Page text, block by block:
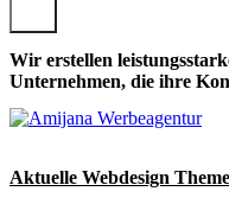
Wir erstellen
Unternehmen, die ihre
Aktuelle Webdesign